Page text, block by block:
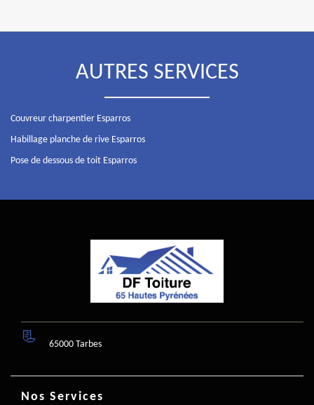
AUTRES SERVICES
Couvreur charpentier Esparros
Habillage planche de rive Esparros
Pose de dessous de toit Esparros
65000 Tarbes
Nos Services